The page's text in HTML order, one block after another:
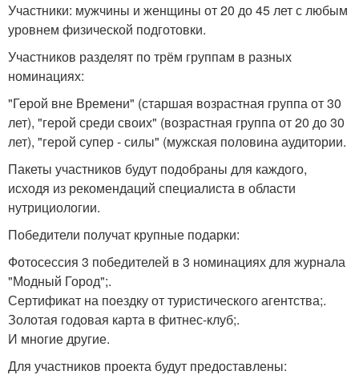
Участники: мужчины и женщины от 20 до 45 лет с любым
уровнем физической подготовки.
Участников разделят по трём группам в разных
номинациях:
"Герой вне Времени" (старшая возрастная группа от 30
лет), "герой среди своих" (возрастная группа от 20 до 30
лет), "герой супер - силы" (мужская половина аудитории.
Пакеты участников будут подобраны для каждого,
исходя из рекомендаций специалиста в области
нутрициологии.
Победители получат крупные подарки:
Фотосессия 3 победителей в 3 номинациях для журнала
"Модный Город";.
Сертификат на поездку от туристического агентства;.
Золотая годовая карта в фитнес-клуб;.
И многие другие.
Для участников проекта будут предоставлены: